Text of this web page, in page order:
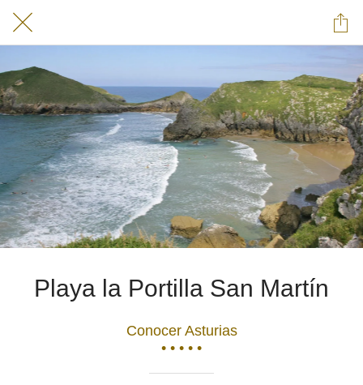
Playa la Portilla San Martín
Conocer Asturias
• • • • •